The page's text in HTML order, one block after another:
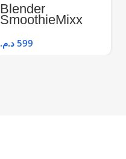
Blender
SmoothieMixx
599 د.م.